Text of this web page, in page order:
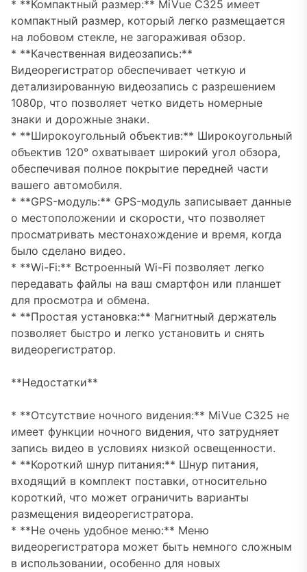
* **Компактный размер:** MiVue C325 имеет
компактный размер, который легко размещается
на лобовом стекле, не загораживая обзор.
* **Качественная видеозапись:**
Видеорегистратор обеспечивает четкую и
детализированную видеозапись с разрешением
1080p, что позволяет четко видеть номерные
знаки и дорожные знаки.
* **Широкоугольный объектив:** Широкоугольный
объектив 120° охватывает широкий угол обзора,
обеспечивая полное покрытие передней части
вашего автомобиля.
* **GPS-модуль:** GPS-модуль записывает данные
о местоположении и скорости, что позволяет
просматривать местонахождение и время, когда
было сделано видео.
* **Wi-Fi:** Встроенный Wi-Fi позволяет легко
передавать файлы на ваш смартфон или планшет
для просмотра и обмена.
* **Простая установка:** Магнитный держатель
позволяет быстро и легко установить и снять
видеорегистратор.
**Недостатки**
* **Отсутствие ночного видения:** MiVue C325 не
имеет функции ночного видения, что затрудняет
запись видео в условиях низкой освещенности.
* **Короткий шнур питания:** Шнур питания,
входящий в комплект поставки, относительно
короткий, что может ограничить варианты
размещения видеорегистратора.
* **Не очень удобное меню:** Меню
видеорегистратора может быть немного сложным
в использовании, особенно для новых